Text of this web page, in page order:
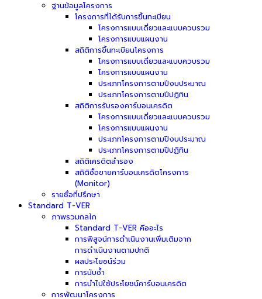
ฐานข้อมูลโครงการ
โครงการที่ได้รับการขึ้นทะเบียน
โครงการแบบเดี่ยวและแบบควบรวม
โครงการแบบแผนงาน
สถิติการขึ้นทะเบียนโครงการ
โครงการแบบเดี่ยวและแบบควบรวม
โครงการแบบแผนงาน
ประเภทโครงการตามปีงบประมาณ
ประเภทโครงการตามปีปฏิทิน
สถิติการรับรองคาร์บอนเครดิต
โครงการแบบเดี่ยวและแบบควบรวม
โครงการแบบแผนงาน
ประเภทโครงการตามปีงบประมาณ
ประเภทโครงการตามปีปฏิทิน
สถิติเครดิตสำรอง
สถิติซื้อขายคาร์บอนเครดิตโครงการ
(Monitor)
รายชื่อที่ปรึกษา
Standard T-VER
ภาพรวมกลไก
Standard T-VER คืออะไร
การพิสูจน์การดำเนินงานเพิ่มเติมจาก
การดำเนินงานตามปกติ
ผลประโยชน์ร่วม
การนับซ้ำ
การนำไปใช้ประโยชน์คาร์บอนเครดิต
การพัฒนาโครงการ